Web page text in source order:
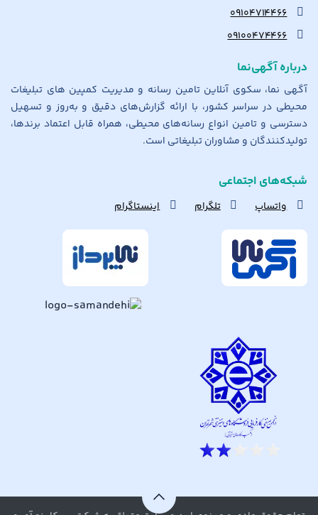
۰۹۱۰۴۷۱۴۴۶۶
۰۹۱۰۰۴۷۴۴۶۶
درباره آگهی‌نما
آگهی نما، سکوی آنلاین تامین رسانه و مدیریت کمپین های تبلیغات
محیطی در سراسر کشور، با ارائه گزارش‌های دقیق و به‌روز و تسهیل
دسترسی و تامین انواع رسانه‌های محیطی، همراه قابل اعتماد برندها،
تولیدکنندگان و مشاوران تبلیغاتی است.
شبکه‌های اجتماعی
واتساپ تلگرام اینستاگرام